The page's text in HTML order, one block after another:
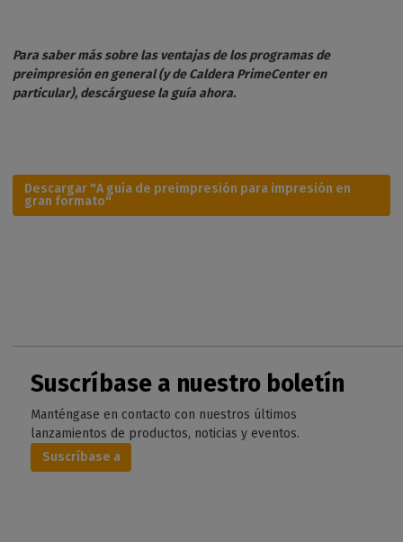
Para saber más sobre las ventajas de los programas de
preimpresión en general (y de Caldera PrimeCenter en
particular), descárguese la guía ahora.
Descargar "A guía de preimpresión para impresión en
gran formato"
Suscríbase a nuestro boletín
Manténgase en contacto con nuestros últimos
lanzamientos de productos, noticias y eventos.
Suscríbase a